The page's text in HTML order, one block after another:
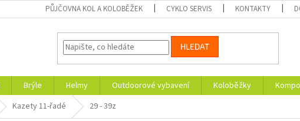
PŮJČOVNA KOL A KOLOBĚŽEK CYKLO SERVIS KONTAKTY
HLEDAT
Brýle Helmy Outdoorové vybavení Koloběžky
Kazety 11-řadé 29 - 39z